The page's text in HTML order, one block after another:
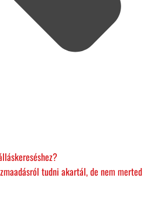
tudni akartál, de nem merted